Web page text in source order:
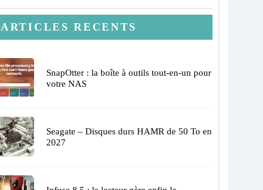
ARTICLES RECENTS
SnapOtter : la boîte à outils tout-en-un pour
votre NAS
Seagate – Disques durs HAMR de 50 To en
2027